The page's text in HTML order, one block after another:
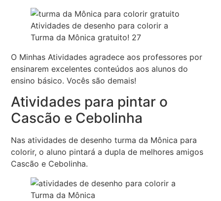
Atividades de desenho para colorir a
Turma da Mônica gratuito! 27
O Minhas Atividades agradece aos professores por
ensinarem excelentes conteúdos aos alunos do
ensino básico. Vocês são demais!
Atividades para pintar o
Cascão e Cebolinha
Nas atividades de desenho turma da Mônica para
colorir, o aluno pintará a dupla de melhores amigos
Cascão e Cebolinha.